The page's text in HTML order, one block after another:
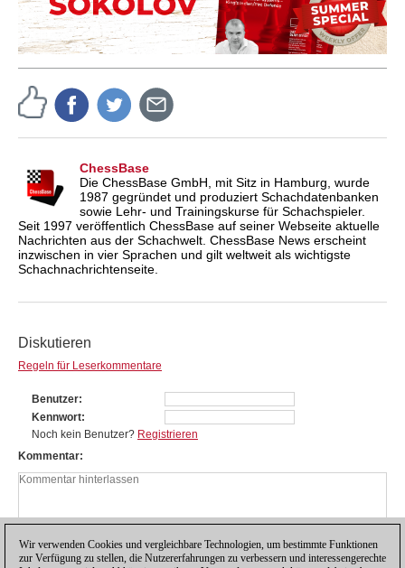
ChessBase
Die ChessBase GmbH, mit Sitz in Hamburg, wurde
1987 gegründet und produziert Schachdatenbanken
sowie Lehr- und Trainingskurse für Schachspieler.
Seit 1997 veröffentlich ChessBase auf seiner Webseite aktuelle
Nachrichten aus der Schachwelt. ChessBase News erscheint
inzwischen in vier Sprachen und gilt weltweit als wichtigste
Schachnachrichtenseite.
Diskutieren
Regeln für Leserkommentare
Benutzer
Kennwort
Noch kein Benutzer? Registrieren
Kommentar
Wir verwenden Cookies und vergleichbare Technologien, um bestimmte Funktionen
zur Verfügung zu stellen, die Nutzererfahrungen zu verbessern und interessengerechte